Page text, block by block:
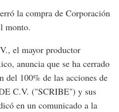
la compra de Corporación
monto.
el mayor productor
anuncia que se ha cerrado
del 100% de las acciones de
C.V. ("SCRIBE") y sus
en un comunicado a la